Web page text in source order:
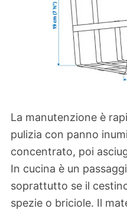
La manutenzione è
pulizia con panno
concentrato, poi
In cucina è un
soprattutto se il
spezie o briciole. Il